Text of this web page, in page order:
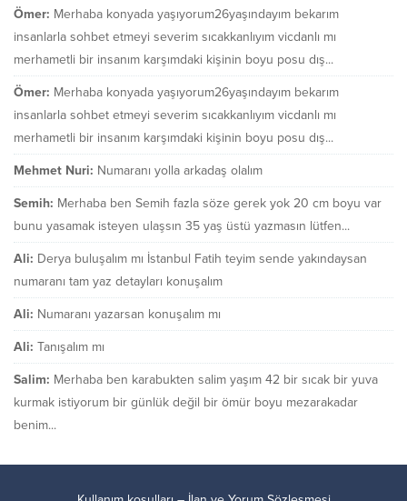
Ömer: Merhaba konyada yaşıyorum26yaşındayım bekarım
insanlarla sohbet etmeyi severim sıcakkanlıyım vicdanlı mı
merhametli bir insanım karşımdaki kişinin boyu posu dış...
Ömer: Merhaba konyada yaşıyorum26yaşındayım bekarım
insanlarla sohbet etmeyi severim sıcakkanlıyım vicdanlı mı
merhametli bir insanım karşımdaki kişinin boyu posu dış...
Mehmet Nuri: Numaranı yolla arkadaş olalım
Semih: Merhaba ben Semih fazla söze gerek yok 20 cm boyu var
bunu yasamak isteyen ulaşsın 35 yaş üstü yazmasın lütfen...
Ali: Derya buluşalım mı İstanbul Fatih teyim sende yakındaysan
numaranı tam yaz detayları konuşalım
Ali: Numaranı yazarsan konuşalım mı
Ali: Tanışalım mı
Salim: Merhaba ben karabukten salim yaşım 42 bir sıcak bir yuva
kurmak istiyorum bir günlük değil bir ömür boyu mezarakadar
benim...